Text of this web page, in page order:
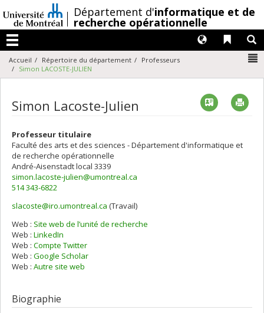
au
contenu
/Département d'informatique et de
recherche opérationnelle
Menu
Liens
Langues
Accueil Répertoire du département
Professeurs
Simon LACOSTE-JULIEN
Simon Lacoste-Julien Vcard
Professeur titulaire
Faculté des arts et des sciences - Département d'informatique et
de recherche opérationnelle
André-Aisenstadtlocal 3339
simon.lacoste-julien@umontreal.ca
514 343-6822
slacoste@iro.umontreal.ca (Travail)
Web : Site web de l’unité de recherche
Web : LinkedIn
Web : Compte Twitter
Web : Google Scholar
Web : Autre site web
Biographie